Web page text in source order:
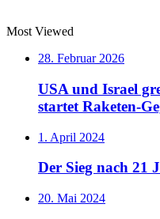
Most Viewed
28. Februar 2026
USA und Israel
startet Raketen-
1. April 2024
Der Sieg nach 21
20. Mai 2024